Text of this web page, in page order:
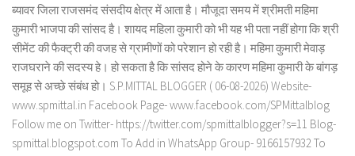
ब्यावर जिला राजसमंद संसदीय क्षेत्र में आता है। मौजूदा समय में श्रीमती महिमा
कुमारी भाजपा की सांसद है। शायद महिला कुमारी को भी यह भी पता नहीं होगा कि श्री
सीमेंट की फैक्ट्री की वजह से ग्रामीणों को परेशान हो रही है। महिमा कुमारी मेवाड़
राजघराने की सदस्य हे। हो सकता है कि सांसद होने के कारण महिमा कुमारी के बांगड़
समूह से अच्छे संबंध हो। S.P.MITTAL BLOGGER ( 06-08-2026) Website-
www.spmittal.in Facebook Page- www.facebook.com/SPMittalblog
Follow me on Twitter- https://twitter.com/spmittalblogger?s=11 Blog-
spmittal.blogspot.com To Add in WhatsApp Group- 9166157932 To